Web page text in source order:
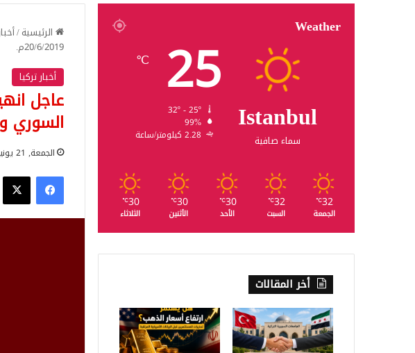
الرئيسية/
20/6/2019م.
أخبار تركيا
عاجل
السوري
الجمعة, 21 يونيو, 2019
فيسبوك‫X
Weather
Istanbul
سماء صافية
25
℃
99%
2.28 كيلومتر/ساعة
32
℃
الجمعة
32
℃
السبت
30
℃
الأحد
30
℃
الأثنين
30
℃
الثلاثاء
أخر المقالات